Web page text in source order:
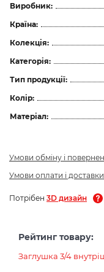
Виробник:
Країна:
Колекція:
Категорія:
Тип продукції:
Колір:
Матеріал:
Умови обміну і
Умови оплати і
Потрібен 3D дизайн
Рейтинг товару:
Заглушка 3/4